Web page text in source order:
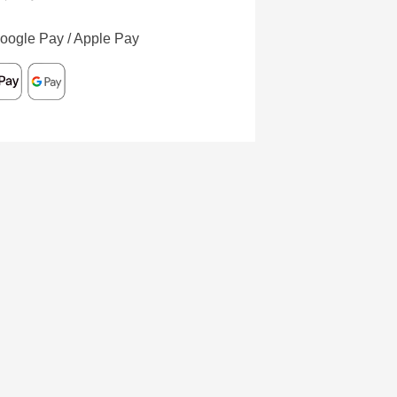
Pay / Apple Pay